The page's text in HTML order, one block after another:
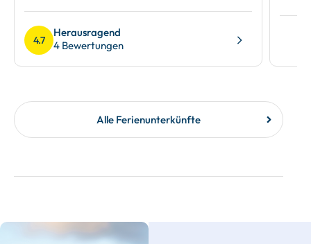
4.7
Herausragend
4 Bewertungen
Alle Ferienunterkünfte